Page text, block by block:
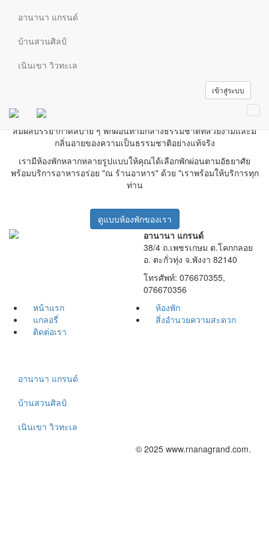
อานานา แกรนด์
บ้านสวนศิลป์
เนินเขา วิวทะเล
เข้าสู่ระบบ
อานานา แกรนด์
บริสุทธิ์
อานานา แกรนด์
เพราะเราต้องการให้ท่าน รู้สึกเสมือน มาบ้านพักตากอากาศ
สัมผัสบรรยากาศสบาย ๆ พักผ่อนท่ามกลางธรรมชาติที่สวยงามและมี
กลิ่นอายของความเป็นธรรมชาติอย่างแท้จริง
เรามีห้องพักหลากหลายรูปแบบให้คุณได้เลือกพักผ่อนตามอัธยาศัย
พร้อมบริการอาหารอร่อย "ณ ร้านอาหาร" ด้วย "เราพร้อมให้บริการทุก
ท่าน
ดูแบบห้องพักของเรา
อานานา แกรนด์
38/4 ถ.เพชรเกษม ต.โคกกลอย
อ. ตะกั่วทุ่ง จ.พังงา 82140
โทรศัพท์: 076670355,
076670356
หน้าแรก
ห้องพัก
แกลอรี่
สิ่งอำนวยความสะดวก
ติดต่อเรา
อานานา แกรนด์
บ้านสวนศิลป์
เนินเขา วิวทะเล
© 2025 www.rnanagrand.com.